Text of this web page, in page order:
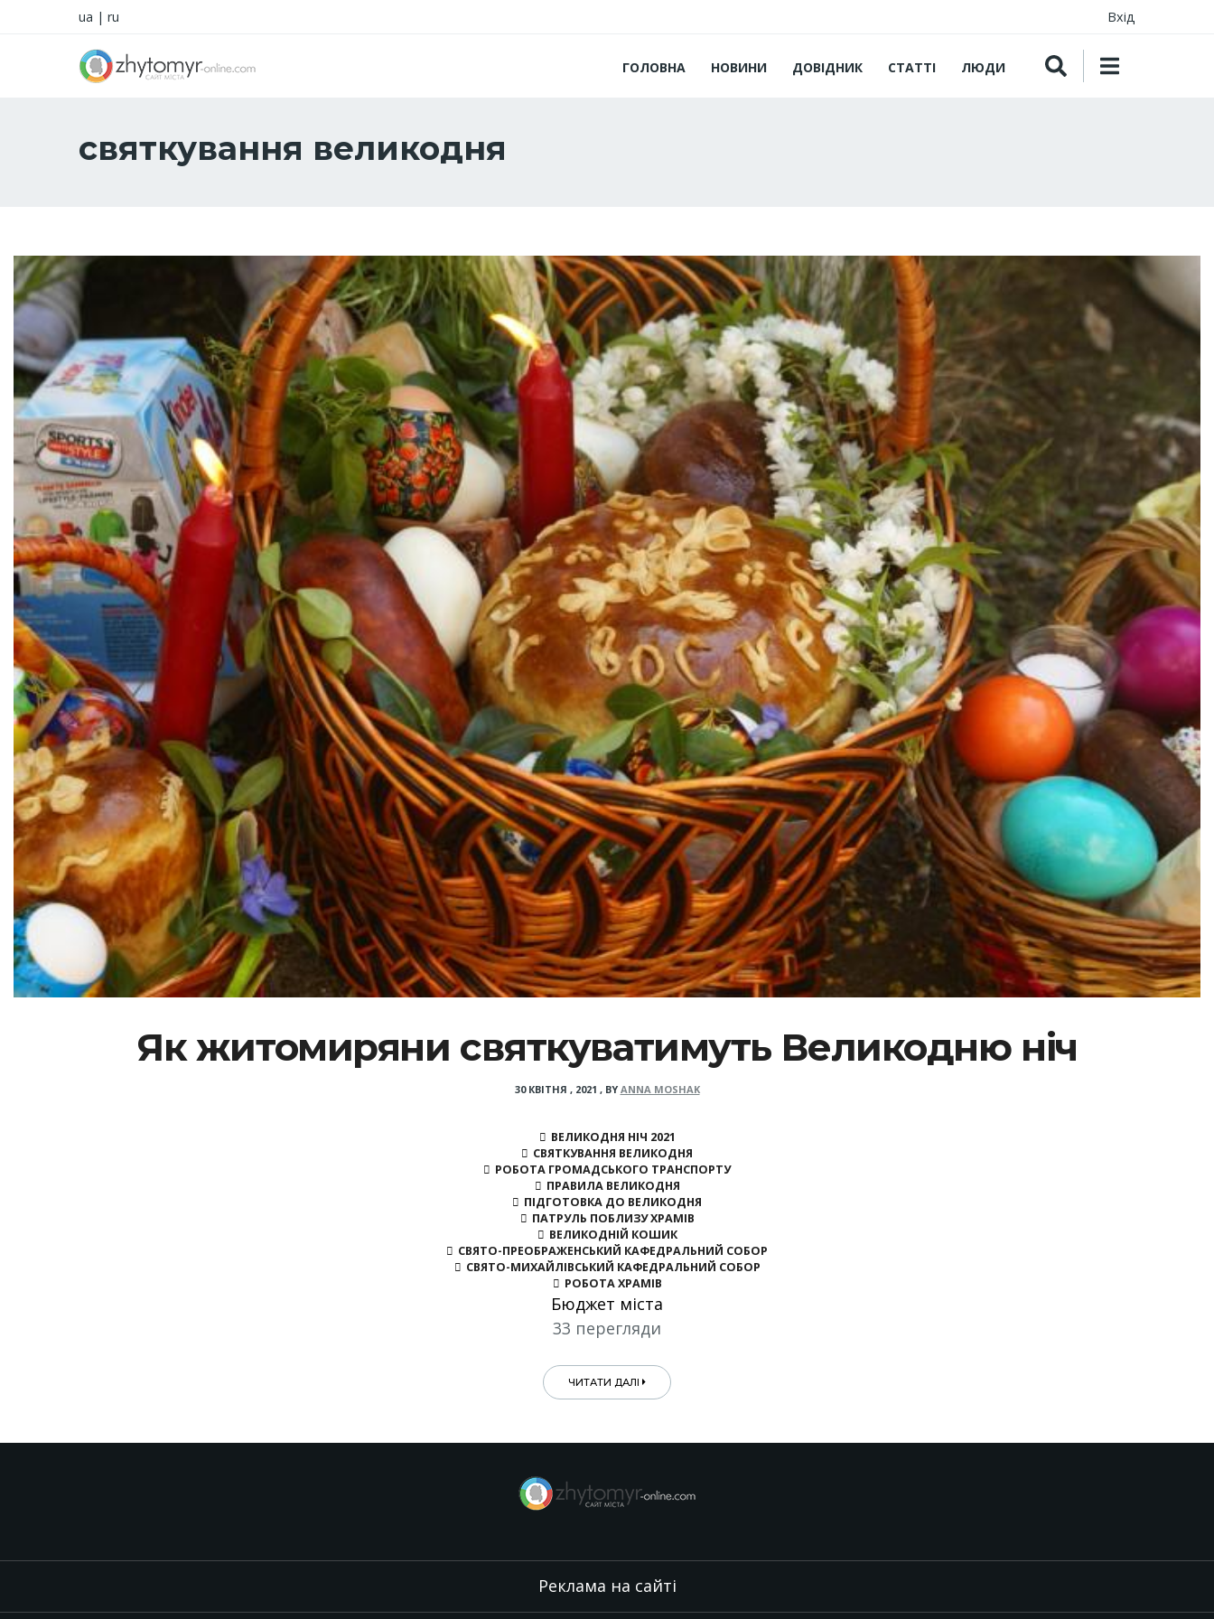
ua | ru Вхід
ГОЛОВНА НОВИНИ ДОВІДНИК СТАТТІ ЛЮДИ
святкування великодня
Як житомиряни святкуватимуть Великодню ніч
30 КВІТНЯ , 2021 , BY ANNA MOSHAK
ВЕЛИКОДНЯ НІЧ 2021
СВЯТКУВАННЯ ВЕЛИКОДНЯ
РОБОТА ГРОМАДСЬКОГО ТРАНСПОРТУ
ПРАВИЛА ВЕЛИКОДНЯ
ПІДГОТОВКА ДО ВЕЛИКОДНЯ
ПАТРУЛЬ ПОБЛИЗУ ХРАМІВ
ВЕЛИКОДНІЙ КОШИК
СВЯТО-ПРЕОБРАЖЕНСЬКИЙ КАФЕДРАЛЬНИЙ СОБОР
СВЯТО-МИХАЙЛІВСЬКИЙ КАФЕДРАЛЬНИЙ СОБОР
РОБОТА ХРАМІВ
Бюджет міста
33 перегляди
ЧИТАТИ ДАЛІ
Реклама на сайті